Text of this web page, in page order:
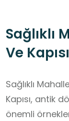
Sağlıklı
Ve Kapısı
Sağlıklı
Kapısı, antik
önemli